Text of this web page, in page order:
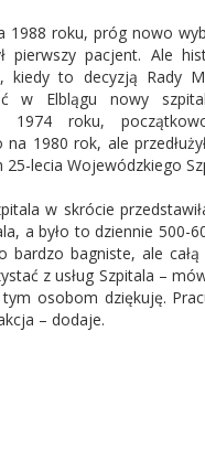
1988 roku, próg nowo
pierwszy pacjent. Ale
kiedy to decyzją Rady
w Elblągu nowy
1974 roku,
na 1980 rok, ale
25-lecia Wojewódzkiego
w skrócie
a było to dziennie 500-
bardzo bagniste, ale
z usług Szpitala –
tym osobom dziękuję.
– dodaje.